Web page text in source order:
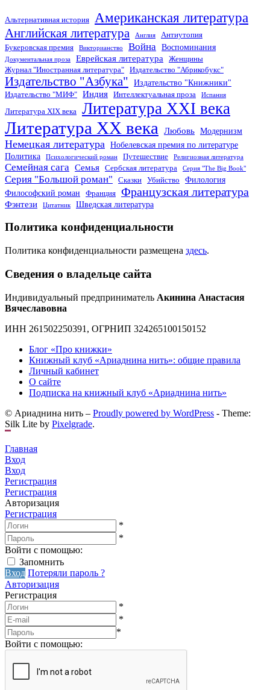
Альтернативная история Американская литература
Английская литература Англия
Антиутопия
Букеровская премия
Викторианство Война Воспоминания
Документальная проза Еврейская литература
Женщины
Журнал "Иностранная литература"
Издательство "Абрикобукс"
Издательство "Азбука" Издательство "Книжники"
Издательство "МИФ" Индия Интеллектуальная проза Испания
Литература XIX века Литература XXI века
Литература XX века Любовь Модернизм
Немецкая литература
Нобелевская премия по литературе
Политика
Психологический роман Путешествие Религиозная литература
Семейная сага Семья Сербская литература Серия "The Big Book"
Серия "Большой роман" Сказки Убийство
Филология
Философский роман
Франция Французская литература
Фэнтези Цитатник Шведская литература
Политика конфиденциальности
Политика конфиденциальности размещена здесь.
Сведения о владельце сайта
Индивидуальный предприниматель Акинина Анастасия
Вячеславовна
ИНН 261502250391, ОГРНИП 324265100150152
Блог «Про книжки»
Книжный клуб «Ариаднина нить»: общие правила
Личный кабинет
О сайте
Подписка на книжный клуб «Ариаднина нить»
© Ариаднина нить – Proudly powered by WordPress - Theme:
Silk Lite by Pixelgrade.
Главная
Вход
Вход
Регистрация
Регистрация
Авторизация
Регистрация
*
*
Войти с помощью:
Запомнить
Вход Потеряли пароль ?
Авторизация
Регистрация
*
*
*
Войти с помощью: